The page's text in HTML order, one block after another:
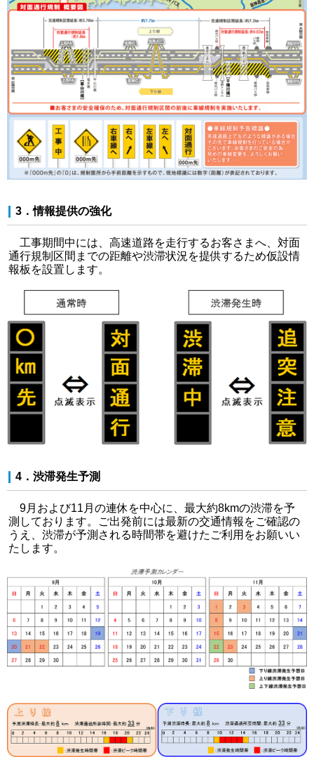
3．情報提供の強化
工事期間中には、高速道路を走行するお客さまへ、対面
通行規制区間までの距離や渋滞状況を提供するため仮設情
報板を設置します。
4．渋滞発生予測
9月および11月の連休を中心に、最大約8kmの渋滞を予
測しております。ご出発前には最新の交通情報をご確認の
うえ、渋滞が予測される時間帯を避けたご利用をお願いい
たします。